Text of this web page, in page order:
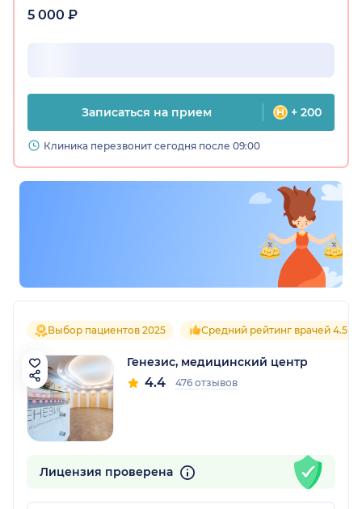
5 000 ₽
Записаться на прием + 200
Клиника перезвонит сегодня после 09:00
Выбор пациентов 2025 Средний рейтинг врачей 4.5
Генезис, медицинский центр
4.4 476 отзывов
Лицензия проверена